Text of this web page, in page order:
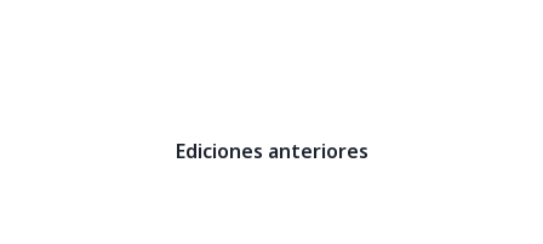
Ediciones anteriores